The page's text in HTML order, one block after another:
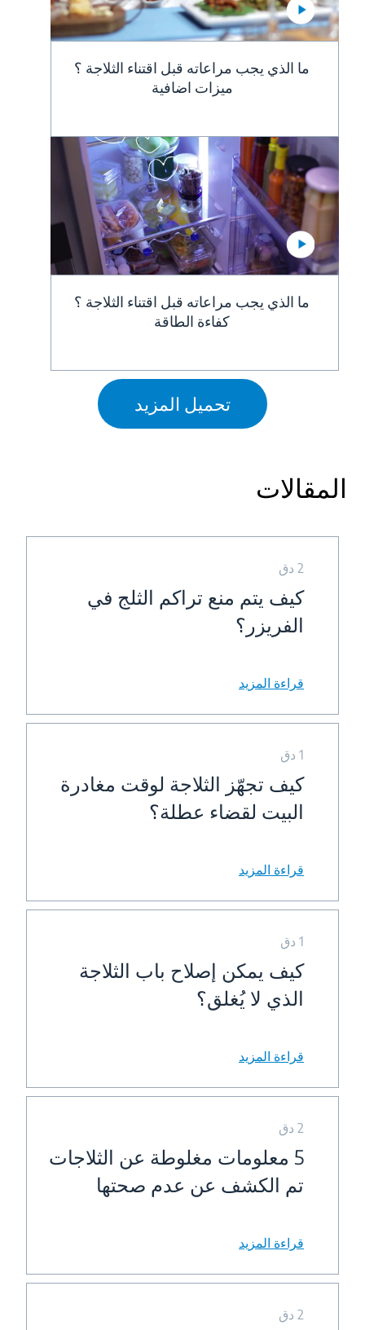
ما الذي يجب مراعاته قبل اقتناء الثلاجة ؟
ميزات اضافية
ما الذي يجب مراعاته قبل اقتناء الثلاجة ؟
كفاءة الطاقة
تحميل المزيد
المقالات
2 دق
كيف يتم منع تراكم الثلج في
الفريزر؟
قراءة المزيد
1 دق
كيف تجهّز الثلاجة لوقت مغادرة
البيت لقضاء عطلة؟
قراءة المزيد
1 دق
كيف يمكن إصلاح باب الثلاجة
الذي لا يُغلق؟
قراءة المزيد
2 دق
5 معلومات مغلوطة عن الثلاجات
تم الكشف عن عدم صحتها
قراءة المزيد
2 دق